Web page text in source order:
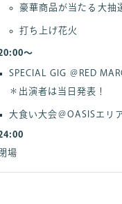
豪華商品が当たる大抽
打ち上げ花火
〜
SPECIAL GIG ＠RED
＊出演者は当日発表！
大食い大会＠OASISエリ
閉場